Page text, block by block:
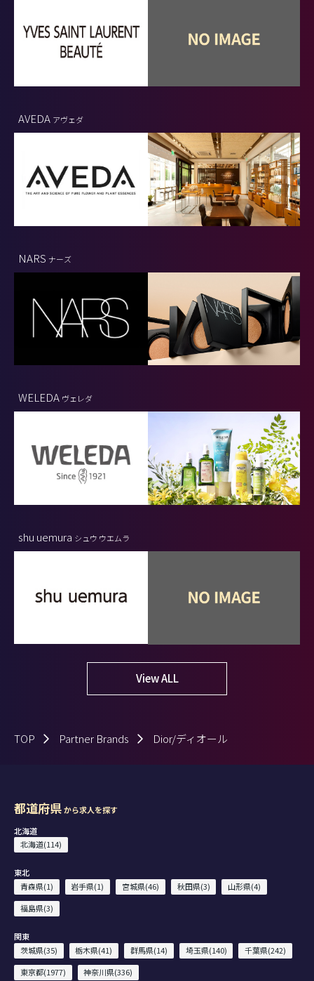
AVEDA アヴェダ
NARS ナーズ
WELEDA ヴェレダ
shu uemura シュウ ウエムラ
View ALL
TOP Partner Brands Dior/ディオール
都道府県から求人を探す
北海道
北海道(114)
東北
青森県(1)
岩手県(1) 宮城県(46) 秋田県(3)
山形県(4)
福島県(3)
関東
茨城県(35)
栃木県(41) 群馬県(14) 埼玉県(140)
千葉県(242)
東京都(1977)
神奈川県(336)